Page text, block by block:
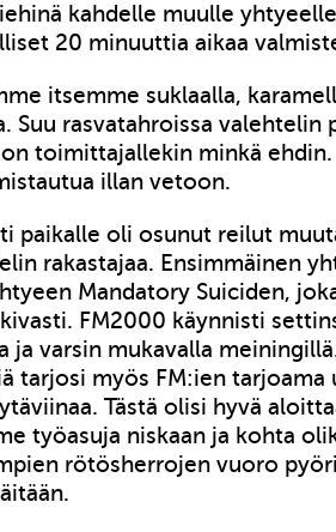
kahdelle muulle
20 minuuttia aikaa
itsemme suklaalla,
Suu rasvatahroissa valehtelin
toimittajallekin minkä
illan vetoon.
paikalle oli osunut reilut
rakastajaa. Ensimmäinen
Mandatory Suiciden,
FM2000 käynnisti
ja varsin mukavalla
tarjosi myös FM:ien tarjoama
Tästä olisi hyvä
työasuja niskaan ja kohta
rötösherrojen vuoro